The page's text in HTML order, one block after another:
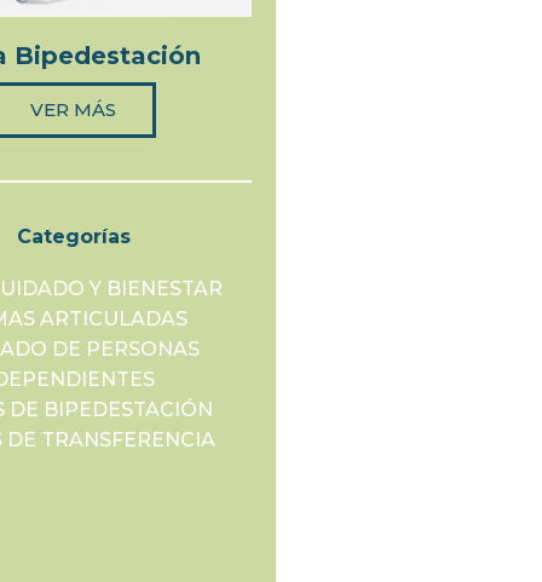
Bipedestación
VER MÁS
Categorías
Y BIENESTAR
ARTICULADAS
DE PERSONAS
DE BIPEDESTACIÓN
DE TRANSFERENCIA